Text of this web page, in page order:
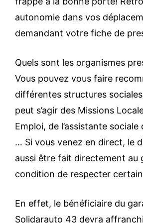
autonomie dans vos
demandant votre fiche de
Quels sont les organismes
Vous pouvez vous faire
différentes structures
peut s’agir des Missions
Emploi, de l’assistante
… Si vous venez en direct, le
aussi être fait directement au
condition de respecter
En effet, le bénéficiaire du
Solidarauto 43 devra